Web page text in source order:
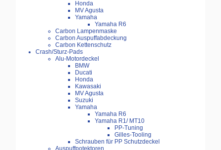
Honda
MV Agusta
Yamaha
Yamaha R6
Carbon Lampenmaske
Carbon Auspuffabdeckung
Carbon Kettenschutz
Crash/Sturz-Pads
Alu-Motordeckel
BMW
Ducati
Honda
Kawasaki
MV Agusta
Suzuki
Yamaha
Yamaha R6
Yamaha R1/ MT10
PP-Tuning
Gilles-Tooling
Schrauben für PP Schutzdeckel
Auspuffpotektoren